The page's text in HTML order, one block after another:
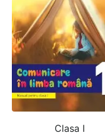
Clasa I